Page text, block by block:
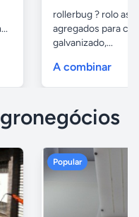
rollerbug ? rolo
agregados para
galvanizado,...
A combinar
Popular